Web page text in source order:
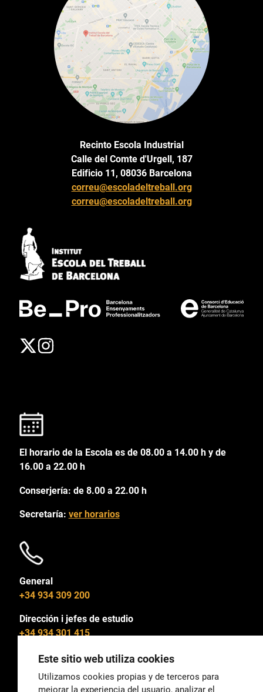
Recinto Escola Industrial
Calle del Comte d'Urgell, 187
Edificio 11, 08036 Barcelona
correu@escoladeltreball.org
correu@escoladeltreball.org
El horario de la Escola es de 08.00 a 14.00 h y de
16.00 a 22.00 h
Conserjería: de 8.00 a 22.00 h
Secretaría: ver horarios
General
+34 934 309 200
Dirección i jefes de estudio
+34 934 301 415
Este sitio web utiliza cookies
Utilizamos cookies propias y de terceros para
mejorar la experiencia del usuario, analizar el